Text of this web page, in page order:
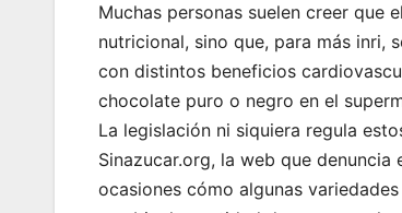
Muchas personas suelen creer que
nutricional, sino que, para más inri,
con distintos beneficios
chocolate puro o negro en el
La legislación ni siquiera regula
Sinazucar.org, la web que
ocasiones cómo algunas